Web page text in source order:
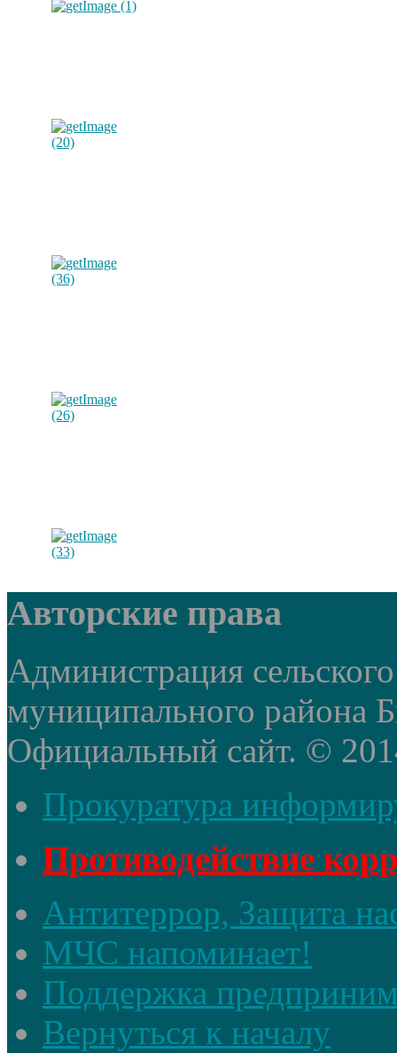
Авторские права
Администрация
муниципального района
Официальный сайт. ©
Прокуратура
Противодействие
Антитеррор, Защита
МЧС напоминает!
Поддержка
Вернуться к началу